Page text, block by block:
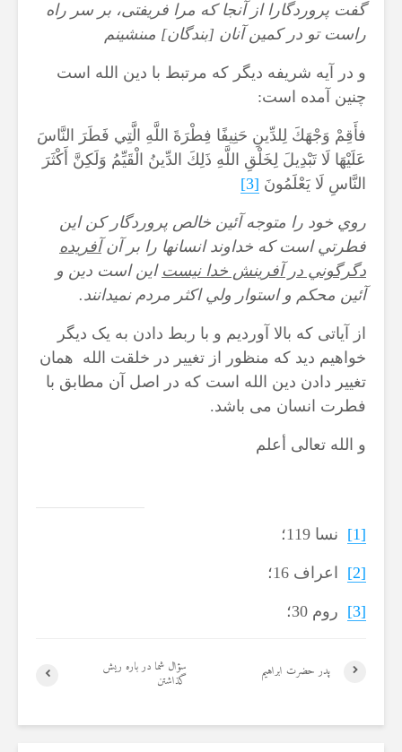
گفت پروردگارا از آنجا كه مرا فريفتى، بر سر راه
راست تو در كمين آنان [بندگان‏] مى‏نشينم‏
و در آیه شریفه دیگر که مرتبط با دین الله است
چنین آمده است:
فأَقِمْ وَجْهَكَ لِلدِّينِ حَنِيفًا فِطْرَةَ اللَّهِ الَّتِي فَطَرَ النَّاسَ
عَلَيْهَا لَا تَبْدِيلَ لِخَلْقِ اللَّهِ ذَلِكَ الدِّينُ الْقَيِّمُ وَلَكِنَّ أَكْثَرَ
النَّاسِ لَا يَعْلَمُونَ [3]
روي خود را متوجه آئين خالص پروردگار كن اين
فطرتي است كه خداوند انسانها را بر آنآفريده
دگرگوني در آفرينش خدا نيست اين است دين و
آئين محكم و استوار ولي اكثر مردم نمي‏دانند.
از آیاتی که بالا آوردیم و با ربط دادن به یک دیگر
خواهیم دید که منظور از تغییر در خلقت الله همان
تغییر دادن دین الله است که در اصل آن مطابق با
فطرت انسان می باشد.
و الله تعالی أعلم
[1] نسا 119؛
[2] اعراف 16؛
[3] روم 30؛
سؤال شما در باره ریش
گذاشتن
پدر حضرت ابراهیم